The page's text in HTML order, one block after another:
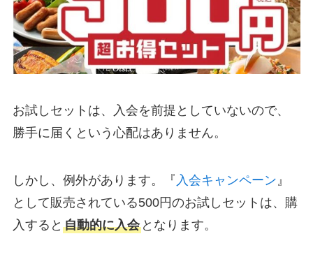
お試しセットは、入会を前提としていないので、
勝手に届くという心配はありません。
しかし、例外があります。『 入会キャンペーン 』
として販売されている500円のお試しセットは、購
入すると 自動的に入会となります。